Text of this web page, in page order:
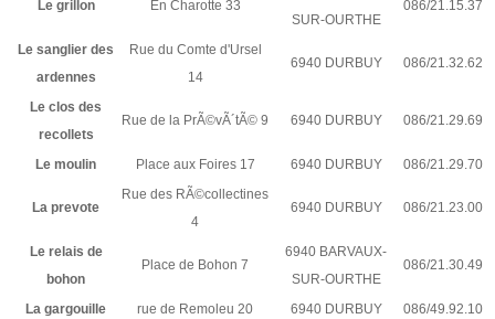
Le grillon En Charotte 33
SUR-OURTHE
086/21.15.37
Le sanglier des
ardennes
Rue du Comte d'Ursel
14
6940 DURBUY 086/21.32.62
Le clos des
recollets
Rue de la PrÃ©vÃ´tÃ© 9 6940 DURBUY 086/21.29.69
Le moulin Place aux Foires 17 6940 DURBUY 086/21.29.70
La prevote
Rue des RÃ©collectines
4
6940 DURBUY 086/21.23.00
Le relais de
bohon
Place de Bohon 7
6940 BARVAUX-
SUR-OURTHE
086/21.30.49
La gargouille rue de Remoleu 20 6940 DURBUY 086/49.92.10